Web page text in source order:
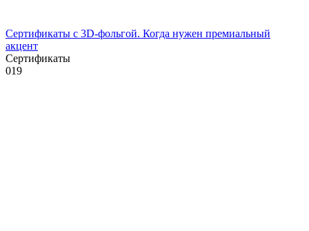
Сертификаты с 3D-фольгой. Когда нужен премиальный
акцент
Сертификаты
019